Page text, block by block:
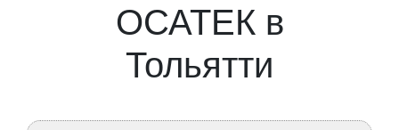
ОСАТЕК в
Тольятти